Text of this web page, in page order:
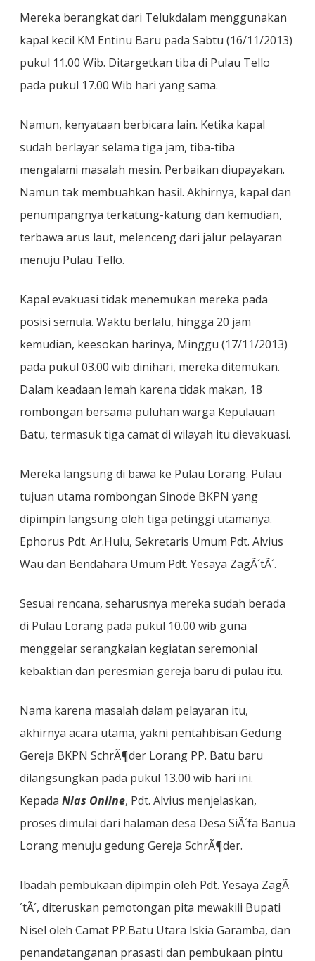
Mereka berangkat dari Telukdalam menggunakan
kapal kecil KM Entinu Baru pada Sabtu (16/11/2013)
pukul 11.00 Wib. Ditargetkan tiba di Pulau Tello
pada pukul 17.00 Wib hari yang sama.
Namun, kenyataan berbicara lain. Ketika kapal
sudah berlayar selama tiga jam, tiba-tiba
mengalami masalah mesin. Perbaikan diupayakan.
Namun tak membuahkan hasil. Akhirnya, kapal dan
penumpangnya terkatung-katung dan kemudian,
terbawa arus laut, melenceng dari jalur pelayaran
menuju Pulau Tello.
Kapal evakuasi tidak menemukan mereka pada
posisi semula. Waktu berlalu, hingga 20 jam
kemudian, keesokan harinya, Minggu (17/11/2013)
pada pukul 03.00 wib dinihari, mereka ditemukan.
Dalam keadaan lemah karena tidak makan, 18
rombongan bersama puluhan warga Kepulauan
Batu, termasuk tiga camat di wilayah itu dievakuasi.
Mereka langsung di bawa ke Pulau Lorang. Pulau
tujuan utama rombongan Sinode BKPN yang
dipimpin langsung oleh tiga petinggi utamanya.
Ephorus Pdt. Ar.Hulu, Sekretaris Umum Pdt. Alvius
Wau dan Bendahara Umum Pdt. Yesaya ZagÃ´tÃ´.
Sesuai rencana, seharusnya mereka sudah berada
di Pulau Lorang pada pukul 10.00 wib guna
menggelar serangkaian kegiatan seremonial
kebaktian dan peresmian gereja baru di pulau itu.
Nama karena masalah dalam pelayaran itu,
akhirnya acara utama, yakni pentahbisan Gedung
Gereja BKPN SchrÃ¶der Lorang PP. Batu baru
dilangsungkan pada pukul 13.00 wib hari ini.
Kepada Nias Online, Pdt. Alvius menjelaskan,
proses dimulai dari halaman desa Desa SiÃ´fa Banua
Lorang menuju gedung Gereja SchrÃ¶der.
Ibadah pembukaan dipimpin oleh Pdt. Yesaya ZagÃ
´tÃ´, diteruskan pemotongan pita mewakili Bupati
Nisel oleh Camat PP.Batu Utara Iskia Garamba, dan
penandatanganan prasasti dan pembukaan pintu